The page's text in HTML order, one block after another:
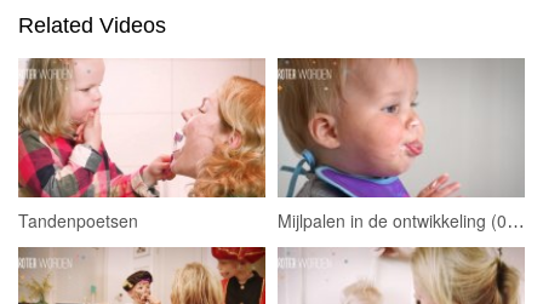
Related Videos
Tandenpoetsen Mijlpalen in de ontwikkeling (0-1 jaar)